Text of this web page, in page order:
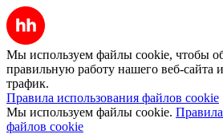
Мы используем файлы cookie, чтобы
правильную работу нашего веб-сайта
трафик.
Правила использования файлов cookie
Мы используем файлы cookie.
файлов cookie